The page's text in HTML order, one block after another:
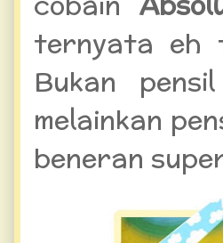
ternyata eh
Bukan
melainkan
beneran